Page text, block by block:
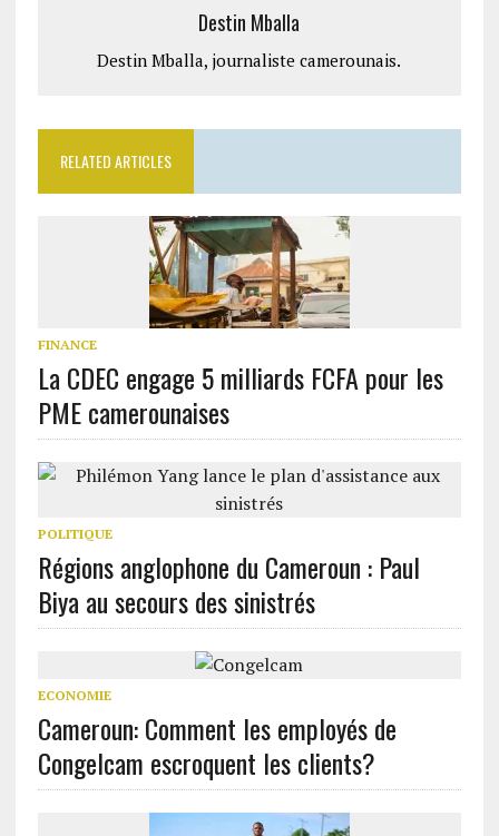
Destin Mballa
Destin Mballa, journaliste camerounais.
RELATED ARTICLES
FINANCE
La CDEC engage 5 milliards FCFA pour les
PME camerounaises
POLITIQUE
Régions anglophone du Cameroun : Paul
Biya au secours des sinistrés
ECONOMIE
Cameroun: Comment les employés de
Congelcam escroquent les clients?